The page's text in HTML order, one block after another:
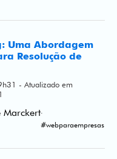
Uma Abordagem
Resolução de
- Atualizado em
Marckert·
#webparaempresas